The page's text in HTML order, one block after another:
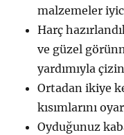
malzemeler
Harç
ve güzel
yardımıyla
Ortadan ikiye
kısımlarını
Oyduğunuz